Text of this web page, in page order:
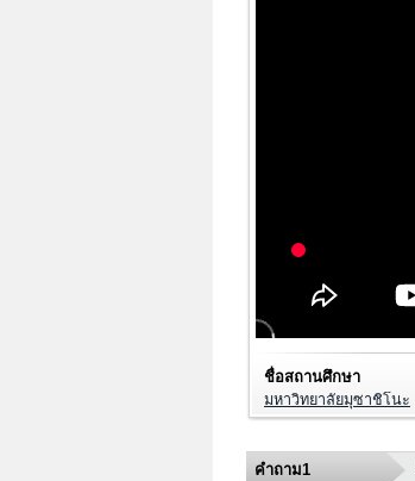
ชื่อสถานศึกษา
มหาวิทยาลัยมุซาชิโนะ
คำถาม1